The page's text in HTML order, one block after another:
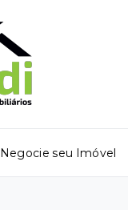
Negocie seu Imóvel